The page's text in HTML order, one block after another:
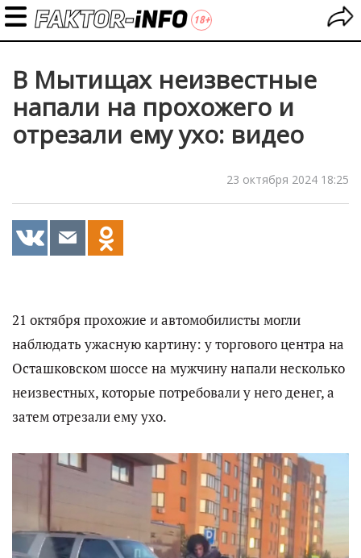
В Мытищах неизвестные
напали на прохожего и
отрезали ему ухо: видео
23 октября 2024 18:25
21 октября прохожие и автомобилисты могли
наблюдать ужасную картину: у торгового центра на
Осташковском шоссе на мужчину напали несколько
неизвестных, которые потребовали у него денег, а
затем отрезали ему ухо.